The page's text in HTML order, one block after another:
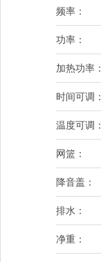
频率：
功率：
加热功率：
时间可调：
温度可调：
网篮：
降音盖：
排水：
净重：